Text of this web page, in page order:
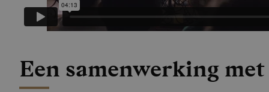
Een samenwerking met